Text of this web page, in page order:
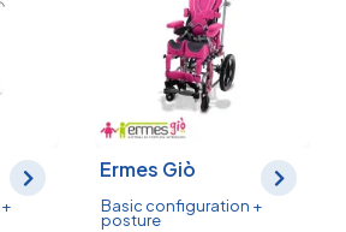
Ermes Giò
Basic configuration +
posture